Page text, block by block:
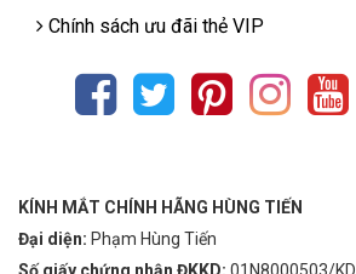
Chính sách ưu đãi thẻ VIP
KÍNH MẮT CHÍNH HÃNG HÙNG TIẾN
Đại diện: Phạm Hùng Tiến